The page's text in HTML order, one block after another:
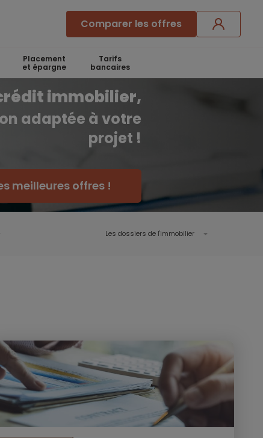
Comparer les offres
Placement
et épargne
Tarifs
bancaires
immobilier,
adaptée à votre
projet !
meilleures offres !
Les dossiers de l'immobilier